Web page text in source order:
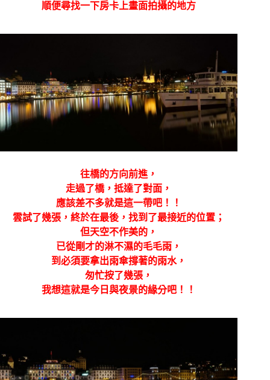
順便尋找一下房卡上畫面拍攝的地方
往橋的方向前進，
走過了橋，抵達了對面，
應該差不多就是這一帶吧！！
雲試了幾張，終於在最後，找到了最接近的位置；
但天空不作美的，
已從剛才的淋不濕的毛毛雨，
到必須要拿出雨傘撐著的雨水，
匆忙按了幾張，
我想這就是今日與夜景的緣分吧！！